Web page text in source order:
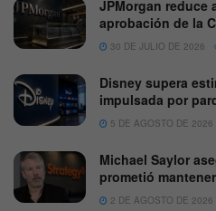
JPMorgan reduce
aprobación de la
30 DE JULIO DE 2026
Disney supera
impulsada por
5 DE AGOSTO DE 2026
Michael Saylor
prometió
2 DE AGOSTO DE 2026